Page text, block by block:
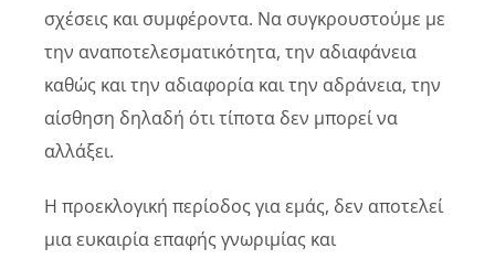
σχέσεις και συμφέροντα. Να συγκρουστούμε με
την αναποτελεσματικότητα, την αδιαφάνεια
καθώς και την αδιαφορία και την αδράνεια, την
αίσθηση δηλαδή ότι τίποτα δεν μπορεί να
αλλάξει.
Η προεκλογική περίοδος για εμάς, δεν αποτελεί
μια ευκαιρία επαφής γνωριμίας και